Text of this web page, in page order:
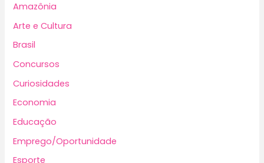
Amazônia
Arte e Cultura
Brasil
Concursos
Curiosidades
Economia
Educação
Emprego/Oportunidade
Esporte